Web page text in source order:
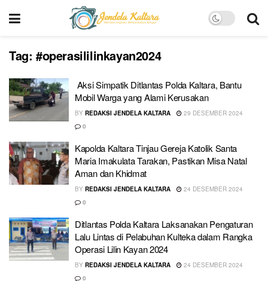
Tag: #operasililinkayan2024
Aksi Simpatik Ditlantas Polda Kaltara, Bantu
Mobil Warga yang Alami Kerusakan
BY REDAKSI JENDELA KALTARA
29 DESEMBER 2024
0
Kapolda Kaltara Tinjau Gereja Katolik Santa
Maria Imakulata Tarakan, Pastikan Misa Natal
Aman dan Khidmat
BY REDAKSI JENDELA KALTARA
24 DESEMBER 2024
0
Ditlantas Polda Kaltara Laksanakan Pengaturan
Lalu Lintas di Pelabuhan Kulteka dalam Rangka
Operasi Lilin Kayan 2024
BY REDAKSI JENDELA KALTARA
24 DESEMBER 2024
0